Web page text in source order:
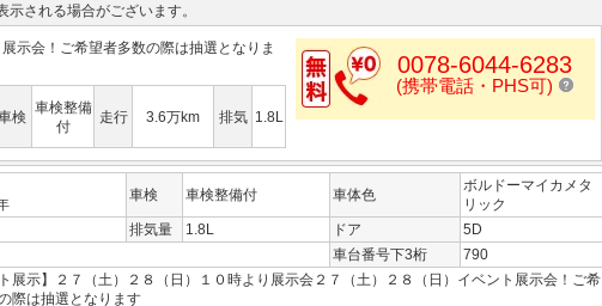
される場合がございます。
示会！ご希望者多数の際は抽選となりま
検
車検整備
付
走行 3.6万km 排気 1.8L
0078-6044-6283
(携帯電話・PHS可)
車検 車検整備付 車体色
ボルドーマイカメタ
リック
排気量 1.8L ドア
5D
車台番号下3桁 790
ト展示】２７（土）２８（日）１０時より展示会２７（土）２８（日）イベント展示会！ご希
際は抽選となります